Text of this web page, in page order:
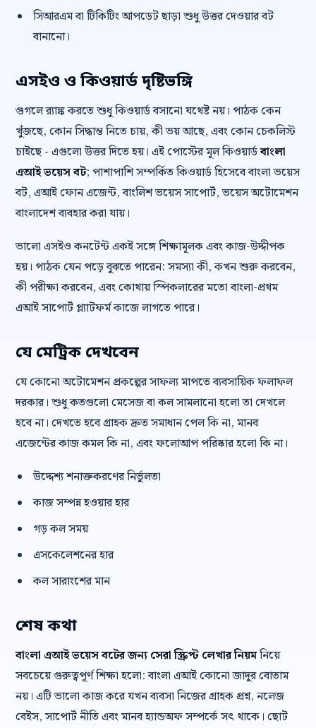
সিআরএম বা টিকিটিং আপডেট ছাড়া শুধু উত্তর দেওয়ার বট
বানানো।
এসইও ও কিওয়ার্ড দৃষ্টিভঙ্গি
গুগলে র‍্যাঙ্ক করতে শুধু কিওয়ার্ড বসানো যথেষ্ট নয়। পাঠক কেন
খুঁজছে, কোন সিদ্ধান্ত নিতে চায়, কী ভয় আছে, এবং কোন চেকলিস্ট
চাইছে - এগুলো উত্তর দিতে হয়। এই পোস্টের মূল কিওয়ার্ডবাংলা
এআই ভয়েস বট; পাশাপাশি সম্পর্কিত কিওয়ার্ড হিসেবে বাংলা ভয়েস
বট, এআই ফোন এজেন্ট, বাংলিশ ভয়েস সাপোর্ট, ভয়েস অটোমেশন
বাংলাদেশ ব্যবহার করা যায়।
ভালো এসইও কনটেন্ট একই সঙ্গে শিক্ষামূলক এবং কাজ-উদ্দীপক
হয়। পাঠক যেন পড়ে বুঝতে পারেন: সমস্যা কী, কখন শুরু করবেন,
কী পরীক্ষা করবেন, এবং কোথায় স্পিকলারের মতো বাংলা-প্রথম
এআই সাপোর্ট প্ল্যাটফর্ম কাজে লাগতে পারে।
যে মেট্রিক দেখবেন
যে কোনো অটোমেশন প্রকল্পের সাফল্য মাপতে ব্যবসায়িক ফলাফল
দরকার। শুধু কতগুলো মেসেজ বা কল সামলানো হলো তা দেখলে
হবে না। দেখতে হবে গ্রাহক দ্রুত সমাধান পেল কি না, মানব
এজেন্টের কাজ কমল কি না, এবং ফলোআপ পরিষ্কার হলো কি না।
উদ্দেশ্য শনাক্তকরণের নির্ভুলতা
কাজ সম্পন্ন হওয়ার হার
গড় কল সময়
এসকেলেশনের হার
কল সারাংশের মান
শেষ কথা
বাংলা এআই ভয়েস বটের জন্য সেরা স্ক্রিপ্ট লেখার নিয়মনিয়ে
সবচেয়ে গুরুত্বপূর্ণ শিক্ষা হলো: বাংলা এআই কোনো জাদুর বোতাম
নয়। এটি ভালো কাজ করে যখন ব্যবসা নিজের গ্রাহক প্রশ্ন, নলেজ
বেইস, সাপোর্ট নীতি এবং মানব হ্যান্ডঅফ সম্পর্কে সৎ থাকে। ছোট